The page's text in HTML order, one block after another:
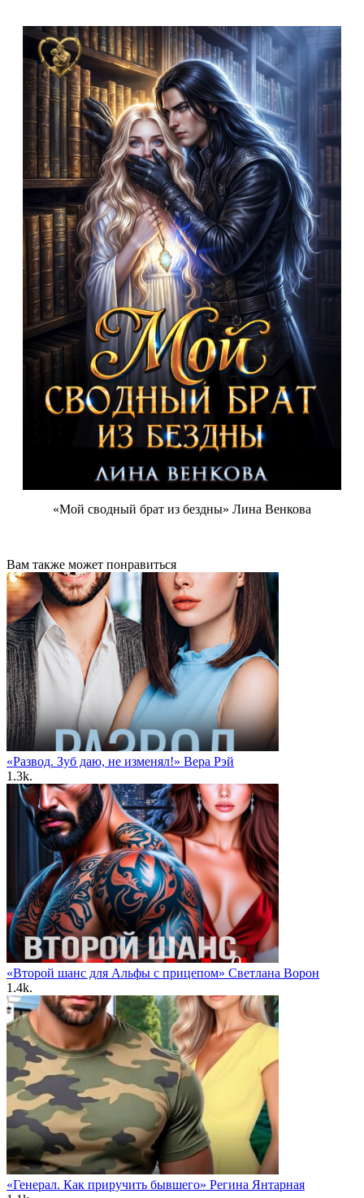
«Мой сводный брат из бездны» Лина Венкова
Вам также может понравиться
«Развод. Зуб даю, не изменял!» Вера Рэй
1.3k.
«Второй шанс для Альфы с прицепом» Светлана Ворон
1.4k.
«Генерал. Как приручить бывшего» Регина Янтарная